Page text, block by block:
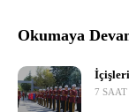
Okumaya
İçişleri